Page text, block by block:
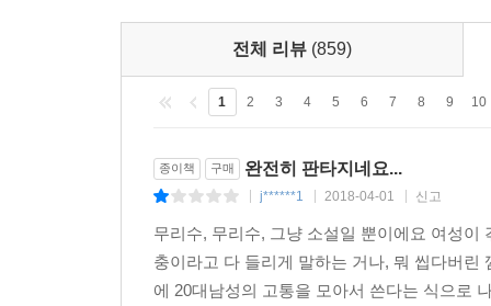
전체 리뷰 (859)
1 2 3 4 5 6 7 8 9 10
종이책 구매 완전히 판타지네요...
j******1 2018-04-01 신고
무리수, 무리수, 그냥 소설일 뿐이에요 여성
충이라고 다 들리게 말하는 거나, 뭐 씹다버
에 20대남성의 고통을 모아서 쓴다는 식으로